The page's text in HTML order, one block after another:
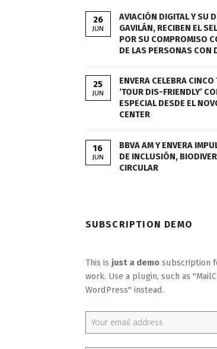
26
JUN
AVIACIÓN DIGITAL Y SU
GAVILÁN, RECIBEN EL
POR SU COMPROMISO
DE LAS PERSONAS CON
25
JUN
ENVERA CELEBRA
‘TOUR DIS-FRIENDLY’
ESPECIAL DESDE EL
CENTER
16
JUN
BBVA AM Y ENVERA
DE INCLUSIÓN,
CIRCULAR
SUBSCRIPTION DEMO
This is just a demosubscription
work. Use a plugin, such as
WordPress" instead.
Email address: